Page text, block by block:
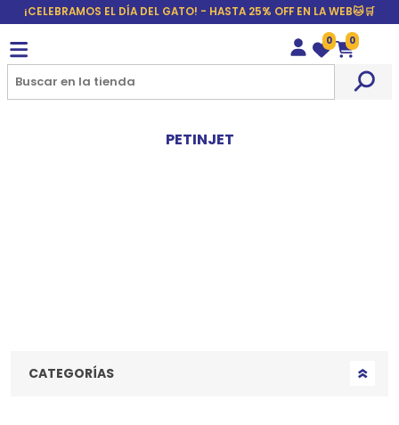
¡CELEBRAMOS EL DÍA DEL GATO! - HASTA 25% OFF EN LA WEB🐱🛒
Wishlist
0
Carrito
0
PETINJET
CATEGORÍAS